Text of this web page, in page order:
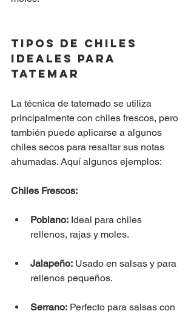
Tipos de Chiles
Ideales para
Tatemar
La técnica de tatemado se utiliza
principalmente con chiles frescos, pero
también puede aplicarse a algunos
chiles secos para resaltar sus notas
ahumadas. Aquí algunos ejemplos:
Chiles Frescos:
Poblano: Ideal para chiles
rellenos, rajas y moles.
Jalapeño: Usado en salsas y para
rellenos pequeños.
Serrano: Perfecto para salsas con